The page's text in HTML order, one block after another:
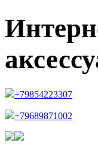
+79854223307
+79689871002